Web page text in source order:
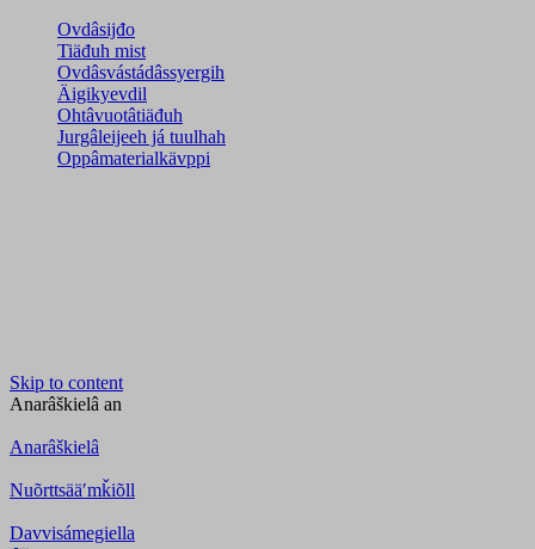
Ovdâsijđo
Tiäđuh mist
Ovdâsvástádâssyergih
Äigikyevdil
Ohtâvuotâtiäđuh
Jurgâleijeeh já tuulhah
Oppâmaterialkävppi
Skip to content
Anarâškielâ an
Anarâškielâ
Nuõrttsääʹmǩiõll
Davvisámegiella